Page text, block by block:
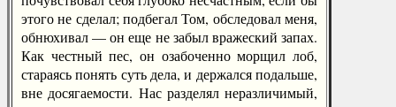
этого не сделал; подбегал Том, обследовал меня,
обнюхивал — он еще не забыл вражеский запах.
Как честный пес, он озабоченно морщил лоб,
стараясь понять суть дела, и держался подальше,
вне досягаемости. Нас разделял неразличимый,